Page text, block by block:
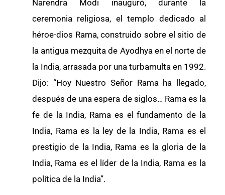
Narendra Modi inauguró, durante la
ceremonia religiosa, el templo dedicado al
héroe-dios Rama, construido sobre el sitio de
la antigua mezquita de Ayodhya en el norte de
la India, arrasada por una turbamulta en 1992.
Dijo: “Hoy Nuestro Señor Rama ha llegado,
después de una espera de siglos… Rama es la
fe de la India, Rama es el fundamento de la
India, Rama es la ley de la India, Rama es el
prestigio de la India, Rama es la gloria de la
India, Rama es el líder de la India, Rama es la
política de la India”.